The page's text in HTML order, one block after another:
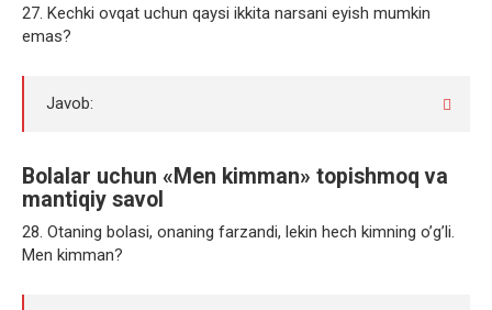
27. Kechki ovqat uchun qaysi ikkita narsani eyish mumkin
emas?
Javob:
Bolalar uchun «Men kimman» topishmoq va
mantiqiy savol
28. Otaning bolasi, onaning farzandi, lekin hech kimning o’g’li.
Men kimman?